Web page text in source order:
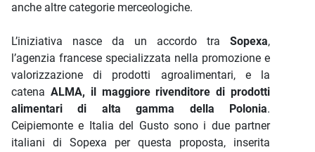
anche altre categorie merceologiche.
L’iniziativa nasce da un accordo tra Sopexa,
l’agenzia francese specializzata nella promozione e
valorizzazione di prodotti agroalimentari, e la
catena ALMA, il maggiore rivenditore di prodotti
alimentari di alta gamma della Polonia.
Ceipiemonte e Italia del Gusto sono i due partner
italiani di Sopexa per questa proposta, inserita